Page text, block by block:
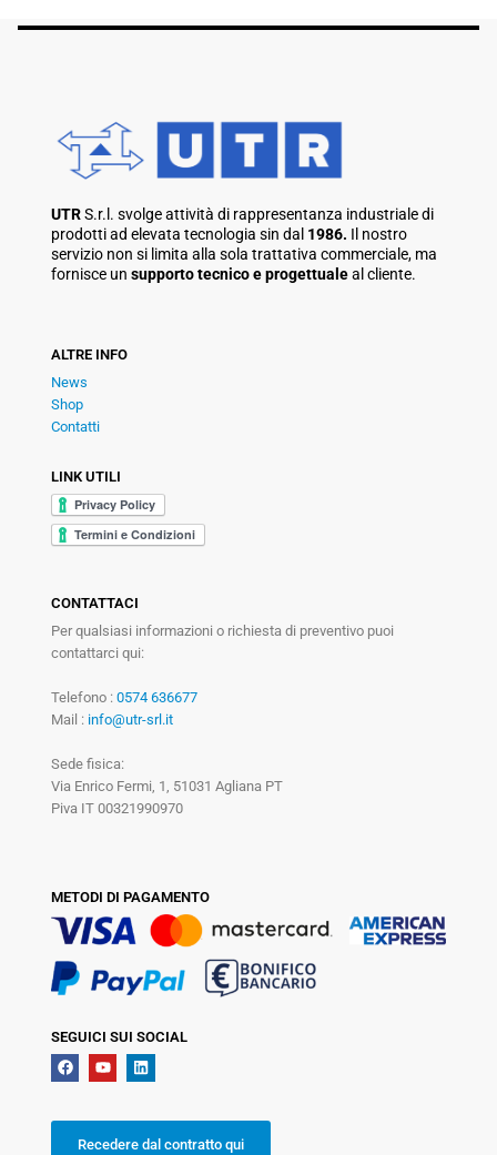
UTRS.r.l. svolge attività di rappresentanza industriale di
prodotti ad elevata tecnologia sin dal 1986. Il nostro
servizio non si limita alla sola trattativa commerciale, ma
fornisce un supporto tecnico e progettualeal cliente.
ALTRE INFO
News
Shop
Contatti
LINK UTILI
CONTATTACI
Per qualsiasi informazioni o richiesta di preventivo puoi
contattarci qui:
Telefono : 0574 636677
Mail : info@utr-srl.it
Sede fisica:
Via Enrico Fermi, 1, 51031 Agliana PT
Piva IT 00321990970
METODI DI PAGAMENTO
SEGUICI SUI SOCIAL
Recedere dal contratto qui